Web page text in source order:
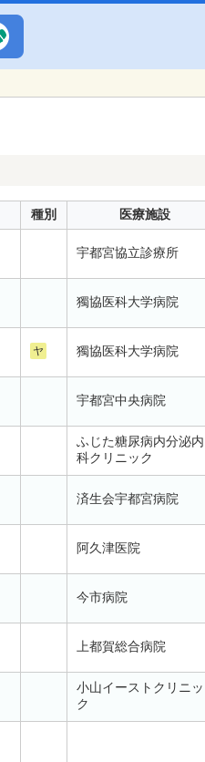
種別 医療施設
宇都宮協立診療所
獨協医科大学病院
ヤ 獨協医科大学病院
宇都宮中央病院
ふじた糖尿病内分泌内
科クリニック
済生会宇都宮病院
阿久津医院
今市病院
上都賀総合病院
小山イーストクリニッ
ク